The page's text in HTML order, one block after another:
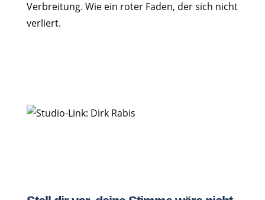
Verbreitung. Wie ein roter Faden, der sich nicht
verliert.